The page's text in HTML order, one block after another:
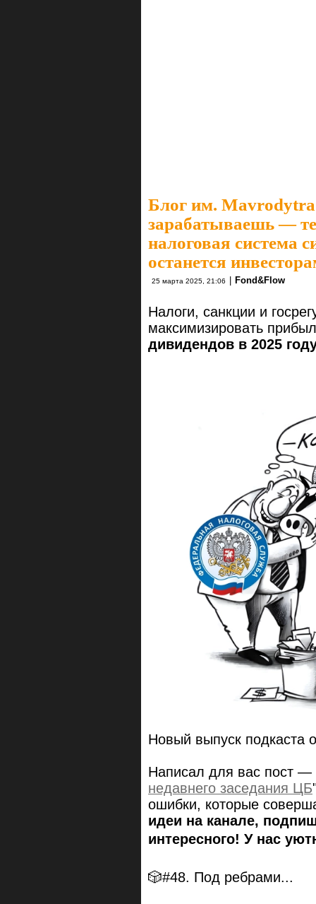
Блог им.
зарабатываешь —
налоговая система
останется
25 марта 2025, 21:06 | Fond&Flow
Налоги, санкции и
максимизировать
дивидендов в 2025
Новый выпуск подкаста
Написал для вас пост —
недавнего заседания ЦБ
ошибки, которые
идеи на канале,
интересного! У нас
🎲#48. Под ребрами...